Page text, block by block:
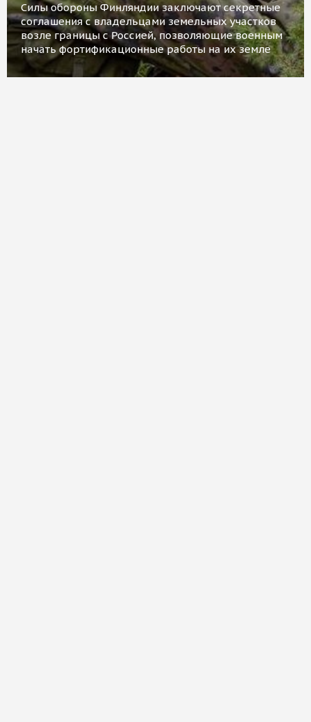
Силы обороны Финляндии заключают секретные
соглашения с владельцами земельных участков
возле границы с Россией, позволяющие военным
начать фортификационные работы на их земле